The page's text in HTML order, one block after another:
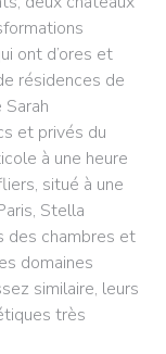
ont d’ores et
résidences de
et privés du
à une heure
situé à une
Stella
des chambres et
domaines
similaire, leurs
très